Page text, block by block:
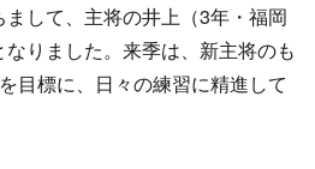
して、主将の井上（3年・福岡
りました。来季は、新主将のも
目標に、日々の練習に精進して